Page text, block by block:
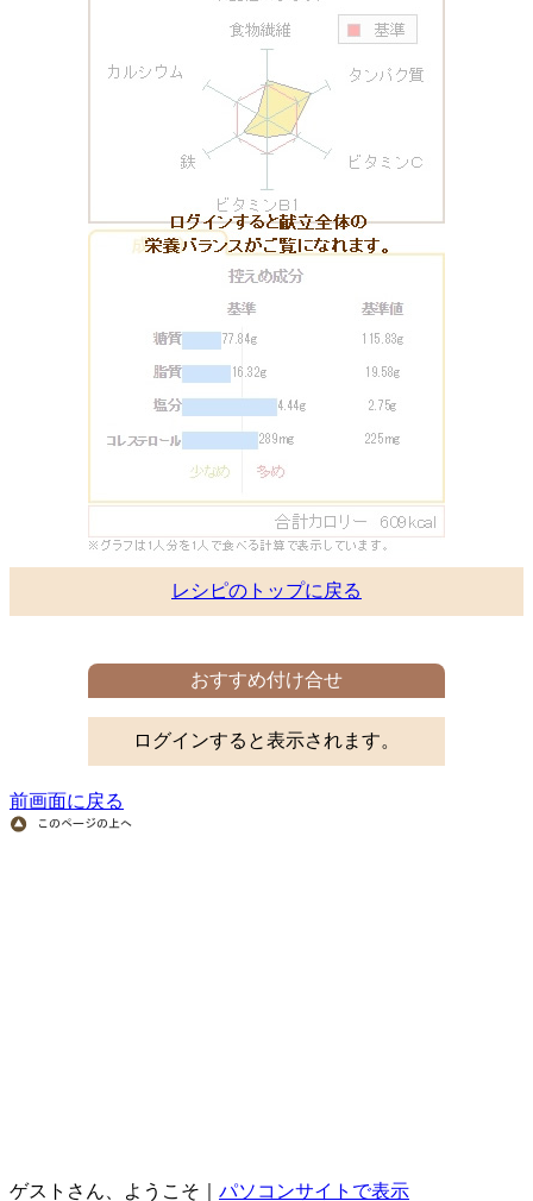
レシピのトップに戻る
おすすめ付け合せ
ログインすると表示されます。
前画面に戻る
ゲストさん、ようこそ｜ パソコンサイトで表示